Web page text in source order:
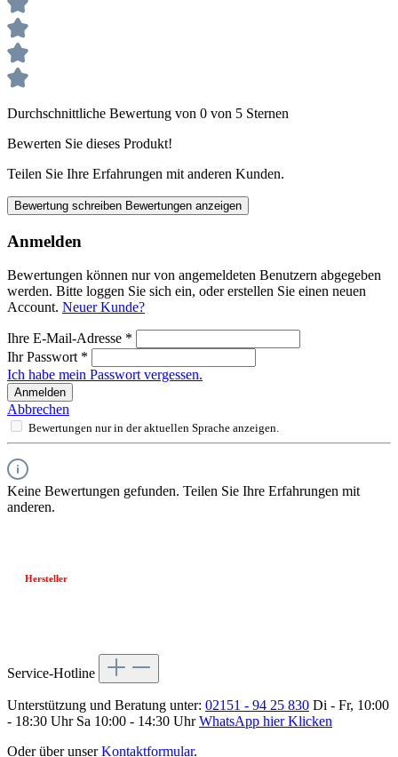
Durchschnittliche Bewertung von 0 von 5 Sternen
Bewerten Sie dieses Produkt!
Teilen Sie Ihre Erfahrungen mit anderen Kunden.
Bewertung schreiben Bewertungen anzeigen
Anmelden
Bewertungen können nur von angemeldeten Benutzern abgegeben
werden. Bitte loggen Sie sich ein, oder erstellen Sie einen neuen
Account. Neuer Kunde?
Ihre E-Mail-Adresse *
Ihr Passwort *
Ich habe mein Passwort vergessen.
Anmelden
Abbrechen
Bewertungen nur in der aktuellen Sprache anzeigen.
Keine Bewertungen gefunden. Teilen Sie Ihre Erfahrungen mit
anderen.
Hersteller
Service-Hotline
Unterstützung und Beratung unter: 02151 - 94 25 830 Di - Fr, 10:00
- 18:30 Uhr Sa 10:00 - 14:30 UhrWhatsApp hier Klicken
Oder über unserKontaktformular.